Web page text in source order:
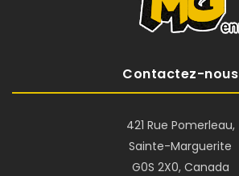
Contactez-nous
421 Rue Pomerleau,
Sainte-Marguerite
G0S 2X0, Canada